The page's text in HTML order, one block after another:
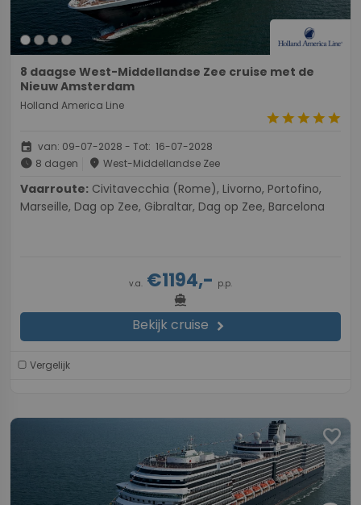
8 daagse West-Middellandse Zee cruise met de
Nieuw Amsterdam
Holland America Line
starstarstarstarstar
event van: 09-07-2028 - Tot: 16-07-2028
schedule 8 dagen place West-Middellandse Zee
Vaarroute:
Marseille, Dag op Zee, Gibraltar, Dag op Zee, Barcelona
v.a. €1194,- p.p.
directions_boat
Bekijk cruise chevron_right
Vergelijk
favorite